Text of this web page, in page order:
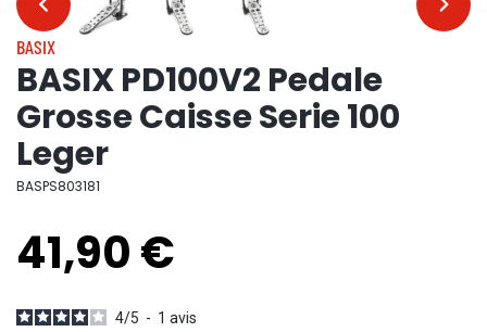
… …
BASIX
BASIX PD100V2 Pedale
Grosse Caisse Serie 100
Leger
BASPS803181
41,90 €
4/5 - 1 avis